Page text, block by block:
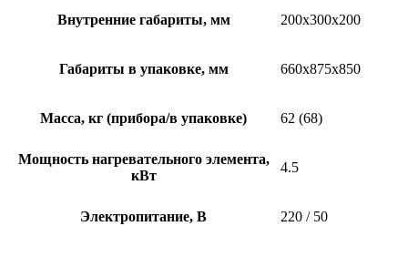
Внутренние габариты, мм 200х300х200
Габариты в упаковке, мм 660х875х850
Масса, кг (прибора/в упаковке) 62 (68)
Мощность нагревательного элемента,
кВт
4.5
Электропитание, В 220 / 50